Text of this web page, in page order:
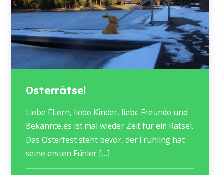
Osterrätsel
Liebe Eltern, liebe Kinder, liebe Freunde und
Bekannte,es ist mal wieder Zeit für ein Rätsel.
Das Osterfest steht bevor, der Frühling hat
seine ersten Fühler […]